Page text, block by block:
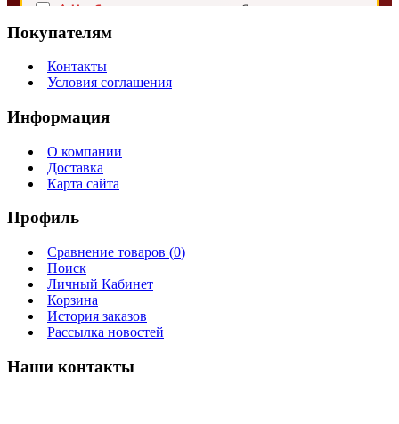
⚠ Необходимо дать согласие:
Я согласен с
Покупателям
Контакты
Условия соглашения
Информация
О компании
Доставка
Карта сайта
Профиль
Сравнение товаров (0)
Поиск
Личный Кабинет
Корзина
История заказов
Рассылка новостей
Наши контакты